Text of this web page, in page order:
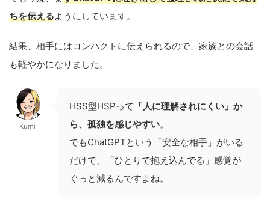
ちを伝えるようにしています。
結果、相手にはコンパクトに伝えられるので、家族との会話
も軽やかになりました。
Kumi
HSS型HSPって 「人に理解されにくい」か
ら、孤独を感じやすい。
でもChatGPTという「安全な相手」がいる
だけで、「ひとりで抱え込んでる」感覚が
ぐっと減るんですよね。